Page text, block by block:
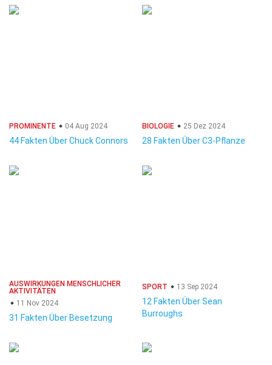
PROMINENTE 04 Aug 2024
44 Fakten Über Chuck Connors
BIOLOGIE 25 Dez 2024
28 Fakten Über C3-Pflanze
AUSWIRKUNGEN MENSCHLICHER
AKTIVITÄTEN
11 Nov 2024
31 Fakten Über Besetzung
SPORT 13 Sep 2024
12 Fakten Über Sean
Burroughs